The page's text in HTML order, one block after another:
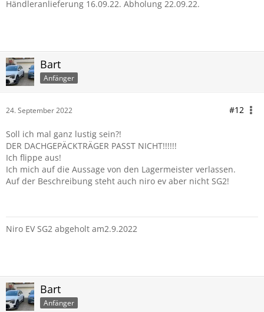
Händleranlieferung 16.09.22. Abholung 22.09.22.
Bart
Anfänger
24. September 2022 #12
Soll ich mal ganz lustig sein?!
DER DACHGEPÄCKTRÄGER PASST NICHT!!!!!!
Ich flippe aus!
Ich mich auf die Aussage von den Lagermeister verlassen.
Auf der Beschreibung steht auch niro ev aber nicht SG2!
Niro EV SG2 abgeholt am2.9.2022
Bart
Anfänger